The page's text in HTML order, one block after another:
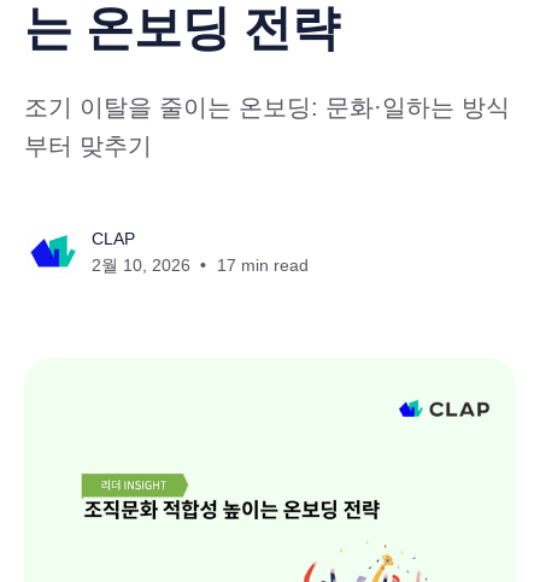
는 온보딩 전략
조기 이탈을 줄이는 온보딩: 문화·일하는 방식
부터 맞추기
CLAP
2월 10, 2026
17 min read